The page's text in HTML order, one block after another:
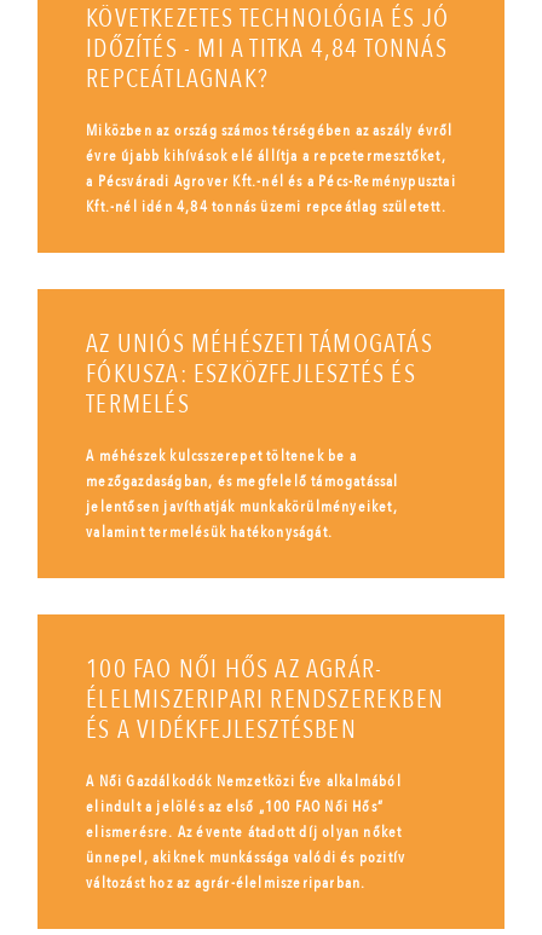
KÖVETKEZETES TECHNOLÓGIA ÉS JÓ
IDŐZÍTÉS - MI A TITKA 4,84 TONNÁS
REPCEÁTLAGNAK?
Miközben az ország számos térségében az aszály évről
évre újabb kihívások elé állítja a repcetermesztőket,
a Pécsváradi Agrover Kft.-nél és a Pécs-Reménypusztai
Kft.-nél idén 4,84 tonnás üzemi repceátlag született.
AZ UNIÓS MÉHÉSZETI TÁMOGATÁS
FÓKUSZA: ESZKÖZFEJLESZTÉS ÉS
TERMELÉS
A méhészek kulcsszerepet töltenek be a
mezőgazdaságban, és megfelelő támogatással
jelentősen javíthatják munkakörülményeiket,
valamint termelésük hatékonyságát.
100 FAO NŐI HŐS AZ AGRÁR-
ÉLELMISZERIPARI RENDSZEREKBEN
ÉS A VIDÉKFEJLESZTÉSBEN
A Női Gazdálkodók Nemzetközi Éve alkalmából
elindult a jelölés az első „100 FAO Női Hős”
elismerésre. Az évente átadott díj olyan nőket
ünnepel, akiknek munkássága valódi és pozitív
változást hoz az agrár-élelmiszeriparban.